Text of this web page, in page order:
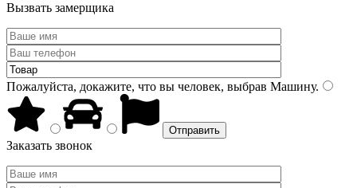
Вызвать замерщика
Пожалуйста, докажите, что вы человек, выбрав Машину.
Заказать звонок